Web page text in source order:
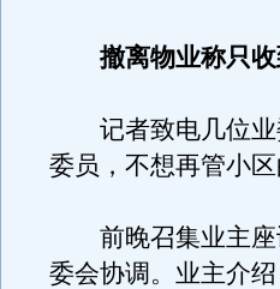
撤离物业称只
记者致电几位业
委员，不想再管小区
前晚召集业主座
委会协调。业主介